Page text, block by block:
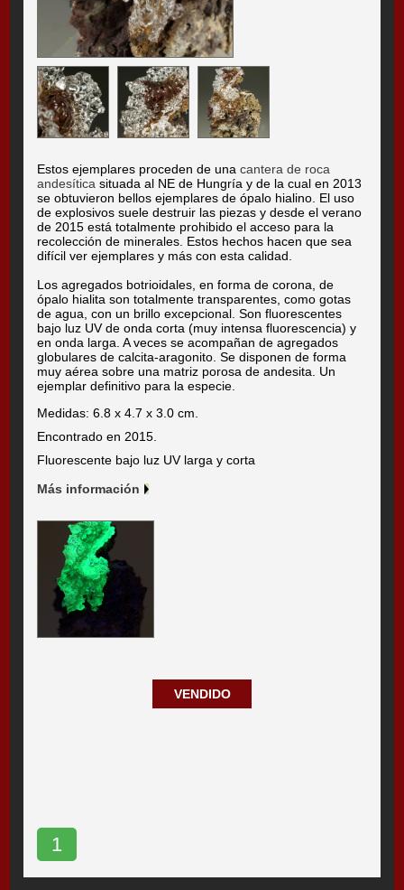
Estos ejemplares proceden de unacantera de roca
andesítica situada al NE de Hungría y de la cual en 2013
se obtuvieron bellos ejemplares de ópalo hialino. El uso
de explosivos suele destruir las piezas y desde el verano
de 2015 está totalmente prohibido el acceso para la
recolección de minerales. Estos hechos hacen que sea
difícil ver ejemplares y más con esta calidad.
Los agregados botrioidales, en forma de corona, de
ópalo hialita son totalmente transparentes, como gotas
de agua, con un brillo excepcional. Son fluorescentes
bajo luz UV de onda corta (muy intensa fluorescencia) y
en onda larga. A veces se acompañan de agregados
globulares de calcita-aragonito. Se disponen de forma
muy aérea sobre una matriz porosa de andesita. Un
ejemplar definitivo para la especie.
Medidas: 6.8 x 4.7 x 3.0 cm.
Encontrado en 2015.
Fluorescente bajo luz UV larga y corta
Más información
VENDIDO
1